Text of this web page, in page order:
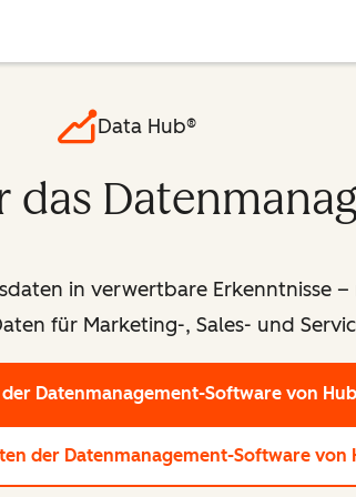
Data Hub®
das
in verwertbare Erkenntnisse
für Marketing-, Sales- und
der Datenmanagement-Software von
der Datenmanagement-Software von